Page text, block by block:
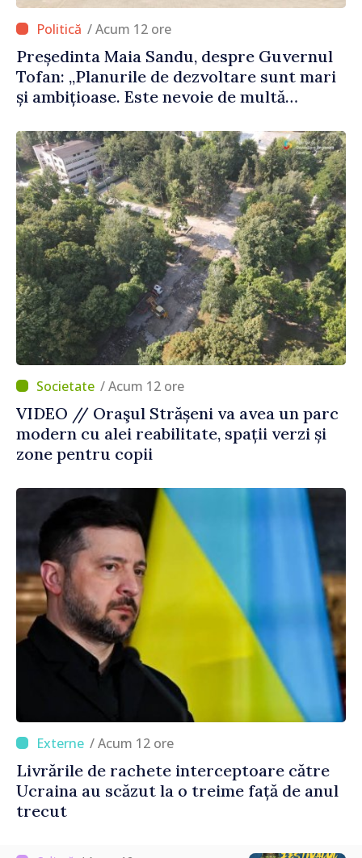
/ Acum 12 ore
Președinta Maia Sandu, despre Guvernul
Tofan: „Planurile de dezvoltare sunt mari
și ambițioase. Este nevoie de multă
/ Acum 12 ore
VIDEO // Oraşul Strășeni va avea un parc
modern cu alei reabilitate, spații verzi și
zone pentru copii
/ Acum 12 ore
Livrările de rachete interceptoare către
Ucraina au scăzut la o treime față de anul
trecut